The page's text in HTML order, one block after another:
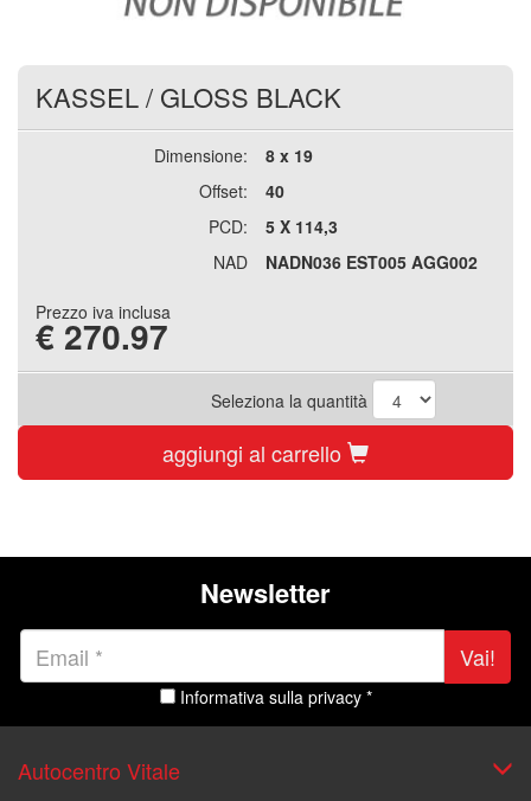
KASSEL/ GLOSS BLACK
Dimensione:
8 x 19
Offset:
40
PCD:
5 X 114,3
NAD
NADN036 EST005 AGG002
Prezzo iva inclusa
€ 270.97
Seleziona la quantità
aggiungi al carrello
Newsletter
Vai!
Informativa sulla privacy *
Autocentro Vitale